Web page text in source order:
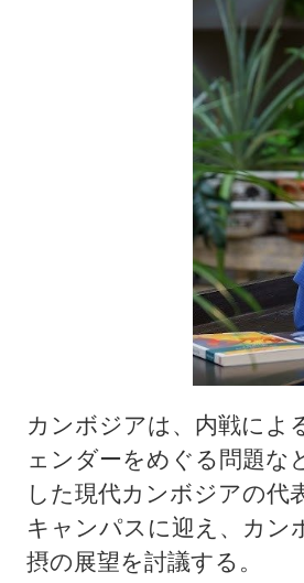
カンボジアは、内戦によ
ェンダーをめぐる問題な
した現代カンボジアの代
キャンパスに迎え、カン
摂の展望を討議する。